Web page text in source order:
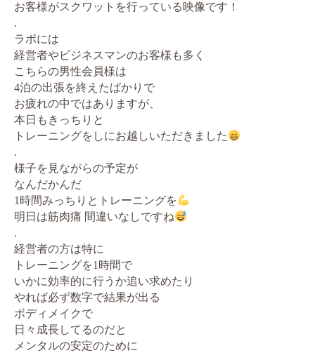
お客様がスクワットを行っている映像です！
.
ラボには
経営者やビジネスマンのお客様も多く
こちらの男性会員様は
4泊の出張を終えたばかりで
お疲れの中ではありますが、
本日もきっちりと
トレーニングをしにお越しいただきました
.
様子を見ながらの予定が
なんだかんだ
1時間みっちりとトレーニングを
明日は筋肉痛 間違いなしですね
.
経営者の方は特に
トレーニングを1時間で
いかに効率的に行うか追い求めたり
やれば必ず数字で結果が出る
ボディメイクで
日々成長してるのだと
メンタルの安定のために